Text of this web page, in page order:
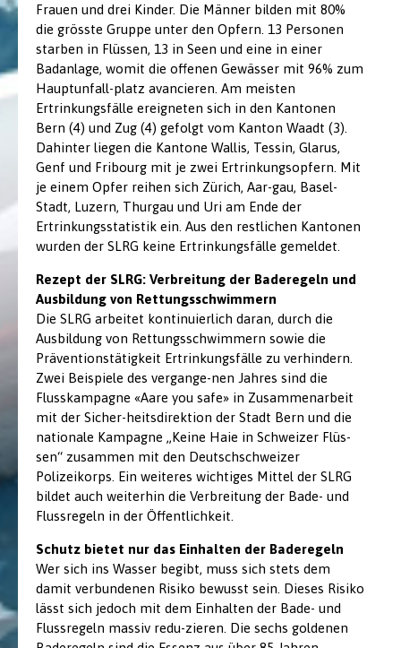
Frauen und drei Kinder. Die Männer bilden mit 80%
die grösste Gruppe unter den Opfern. 13 Personen
starben in Flüssen, 13 in Seen und eine in einer
Badanlage, womit die offenen Gewässer mit 96% zum
Hauptunfall-platz avancieren. Am meisten
Ertrinkungsfälle ereigneten sich in den Kantonen
Bern (4) und Zug (4) gefolgt vom Kanton Waadt (3).
Dahinter liegen die Kantone Wallis, Tessin, Glarus,
Genf und Fribourg mit je zwei Ertrinkungsopfern. Mit
je einem Opfer reihen sich Zürich, Aar-gau, Basel-
Stadt, Luzern, Thurgau und Uri am Ende der
Ertrinkungsstatistik ein. Aus den restlichen Kantonen
wurden der SLRG keine Ertrinkungsfälle gemeldet.
Rezept der SLRG: Verbreitung der Baderegeln und
Ausbildung von Rettungsschwimmern
Die SLRG arbeitet kontinuierlich daran, durch die
Ausbildung von Rettungsschwimmern sowie die
Präventionstätigkeit Ertrinkungsfälle zu verhindern.
Zwei Beispiele des vergange-nen Jahres sind die
Flusskampagne «Aare you safe» in Zusammenarbeit
mit der Sicher-heitsdirektion der Stadt Bern und die
nationale Kampagne „Keine Haie in Schweizer Flüs-
sen“ zusammen mit den Deutschschweizer
Polizeikorps. Ein weiteres wichtiges Mittel der SLRG
bildet auch weiterhin die Verbreitung der Bade- und
Flussregeln in der Öffentlichkeit.
Schutz bietet nur das Einhalten der Baderegeln
Wer sich ins Wasser begibt, muss sich stets dem
damit verbundenen Risiko bewusst sein. Dieses Risiko
lässt sich jedoch mit dem Einhalten der Bade- und
Flussregeln massiv redu-zieren. Die sechs goldenen